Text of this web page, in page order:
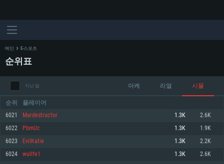
메인 E-스포츠
순위표
지난 달 아케 리얼 시뮬
순위 플레이어
6021 Mardestructor 1.3K 2.6K
6022 PbmUc 1.3K 1.9K
6023 EvilKatie 1.3K 2.2K
6024 wullfe1 1.3K 2.6K